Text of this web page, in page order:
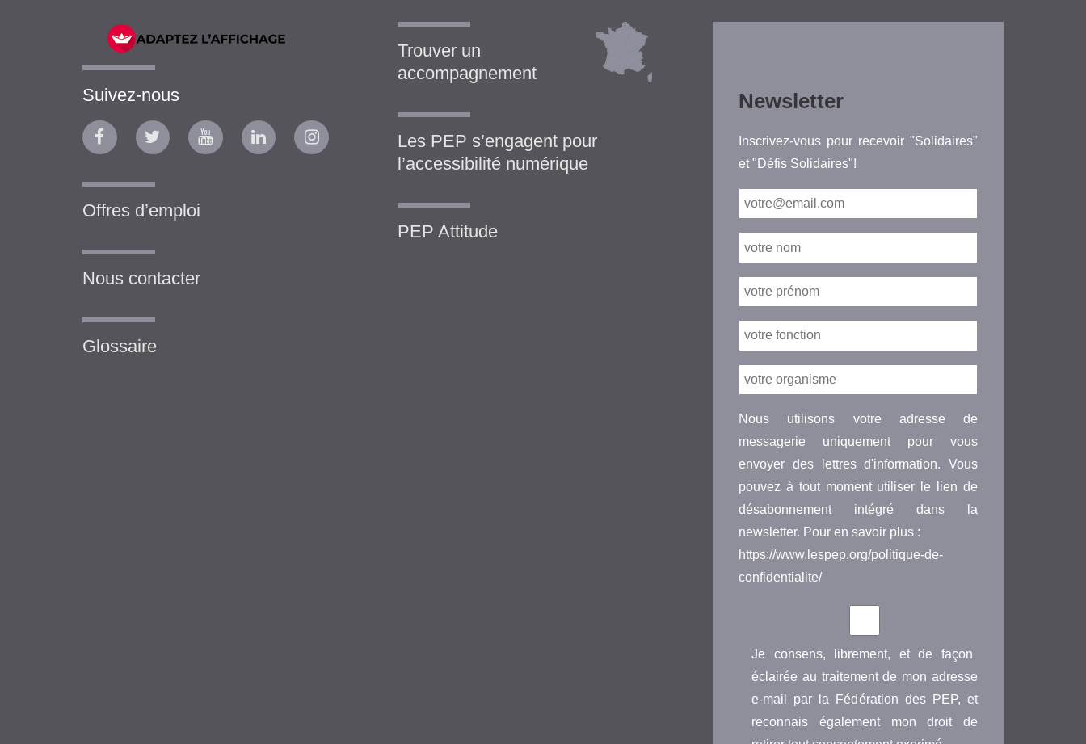
Suivez-nous
Offres d’emploi
Nous contacter
Glossaire
Trouver un
accompagnement
Les PEP s’engagent pour
l’accessibilité numérique
PEP Attitude
Newsletter
Inscrivez-vous pour recevoir "Solidaires"
et "Défis Solidaires"!
Nous utilisons votre adresse de
messagerie uniquement pour vous
envoyer des lettres d'information. Vous
pouvez à tout moment utiliser le lien de
désabonnement intégré dans la
newsletter. Pour en savoir plus :
https://www.lespep.org/politique-de-
confidentialite/
Je consens, librement, et de façon
éclairée au traitement de mon adresse
e-mail par la Fédération des PEP, et
reconnais également mon droit de